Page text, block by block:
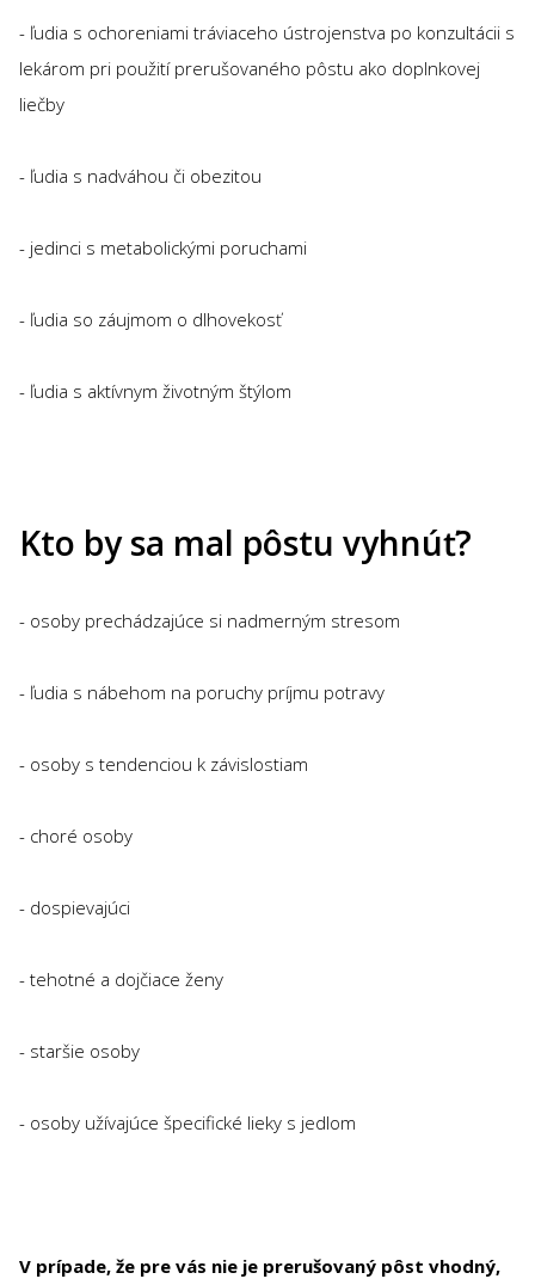
- ľudia s ochoreniami tráviaceho ústrojenstva po konzultácii s
lekárom pri použití prerušovaného pôstu ako doplnkovej
liečby
- ľudia s nadváhou či obezitou
- jedinci s metabolickými poruchami
- ľudia so záujmom o dlhovekosť
- ľudia s aktívnym životným štýlom
Kto by sa mal pôstu vyhnúť?
- osoby prechádzajúce si nadmerným stresom
- ľudia s nábehom na poruchy príjmu potravy
- osoby s tendenciou k závislostiam
- choré osoby
- dospievajúci
- tehotné a dojčiace ženy
- staršie osoby
- osoby užívajúce špecifické lieky s jedlom
V prípade, že pre vás nie je prerušovaný pôst vhodný,